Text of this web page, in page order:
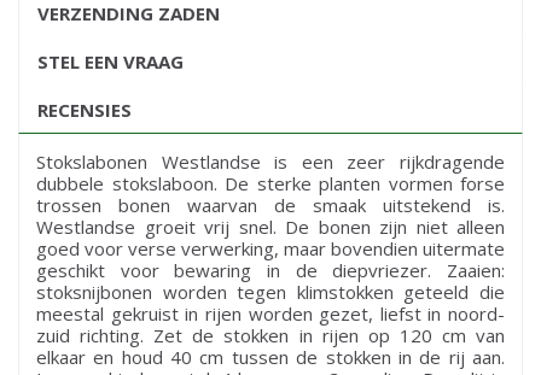
VERZENDING ZADEN
STEL EEN VRAAG
RECENSIES
Stokslabonen Westlandse is een zeer rijkdragende
dubbele stokslaboon. De sterke planten vormen forse
trossen bonen waarvan de smaak uitstekend is.
Westlandse groeit vrij snel. De bonen zijn niet alleen
goed voor verse verwerking, maar bovendien uitermate
geschikt voor bewaring in de diepvriezer. Zaaien:
stoksnijbonen worden tegen klimstokken geteeld die
meestal gekruist in rijen worden gezet, liefst in noord-
zuid richting. Zet de stokken in rijen op 120 cm van
elkaar en houd 40 cm tussen de stokken in de rij aan.